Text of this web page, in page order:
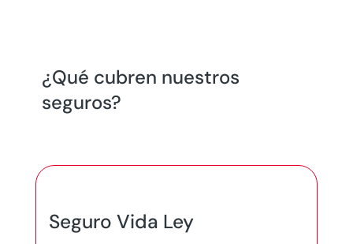
¿Qué cubren nuestros
seguros?
Seguro Vida Ley